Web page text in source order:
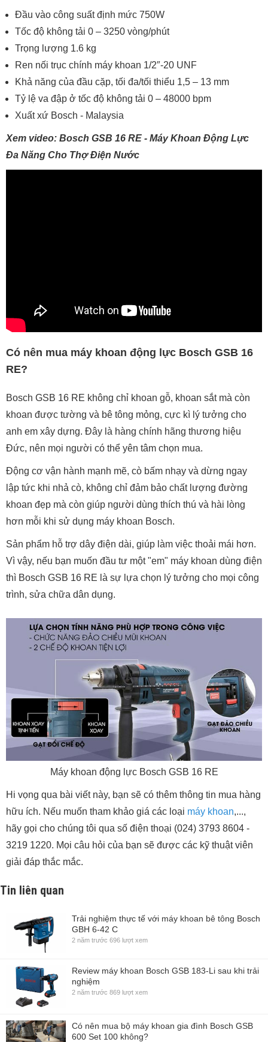
Đầu vào công suất định mức 750W
Tốc độ không tải 0 – 3250 vòng/phút
Trọng lượng 1.6 kg
Ren nối trục chính máy khoan 1/2″-20 UNF
Khả năng của đầu cặp, tối đa/tối thiểu 1,5 – 13 mm
Tỷ lệ va đập ở tốc độ không tải 0 – 48000 bpm
Xuất xứ Bosch - Malaysia
Xem video: Bosch GSB 16 RE - Máy Khoan Động Lực
Đa Năng Cho Thợ Điện Nước
Có nên mua máy khoan động lực Bosch GSB 16
RE?
Bosch GSB 16 RE không chỉ khoan gỗ, khoan sắt mà còn
khoan được tường và bê tông mỏng, cực kì lý tưởng cho
anh em xây dựng. Đây là hàng chính hãng thương hiệu
Đức, nên mọi người có thể yên tâm chọn mua.
Động cơ vận hành mạnh mẽ, cò bấm nhạy và dừng ngay
lập tức khi nhả cò, không chỉ đảm bảo chất lượng đường
khoan đẹp mà còn giúp người dùng thích thú và hài lòng
hơn mỗi khi sử dụng máy khoan Bosch.
Sản phẩm hỗ trợ dây điện dài, giúp làm việc thoải mái hơn.
Vì vậy, nếu bạn muốn đầu tư một "em" máy khoan dùng điện
thì Bosch GSB 16 RE là sự lựa chọn lý tưởng cho mọi công
trình, sửa chữa dân dụng.
Máy khoan động lực Bosch GSB 16 RE
Hi vọng qua bài viết này, bạn sẽ có thêm thông tin mua hàng
hữu ích. Nếu muốn tham khảo giá các loại máy khoan,...,
hãy gọi cho chúng tôi qua số điện thoại (024) 3793 8604 -
3219 1220. Mọi câu hỏi của bạn sẽ được các kỹ thuật viên
giải đáp thắc mắc.
Tin liên quan
Trải nghiệm thực tế với máy khoan bê tông Bosch
GBH 6-42 C
2 năm trước 696 lượt xem
Review máy khoan Bosch GSB 183-Li sau khi trải
nghiệm
2 năm trước 869 lượt xem
Có nên mua bộ máy khoan gia đình Bosch GSB
600 Set 100 không?